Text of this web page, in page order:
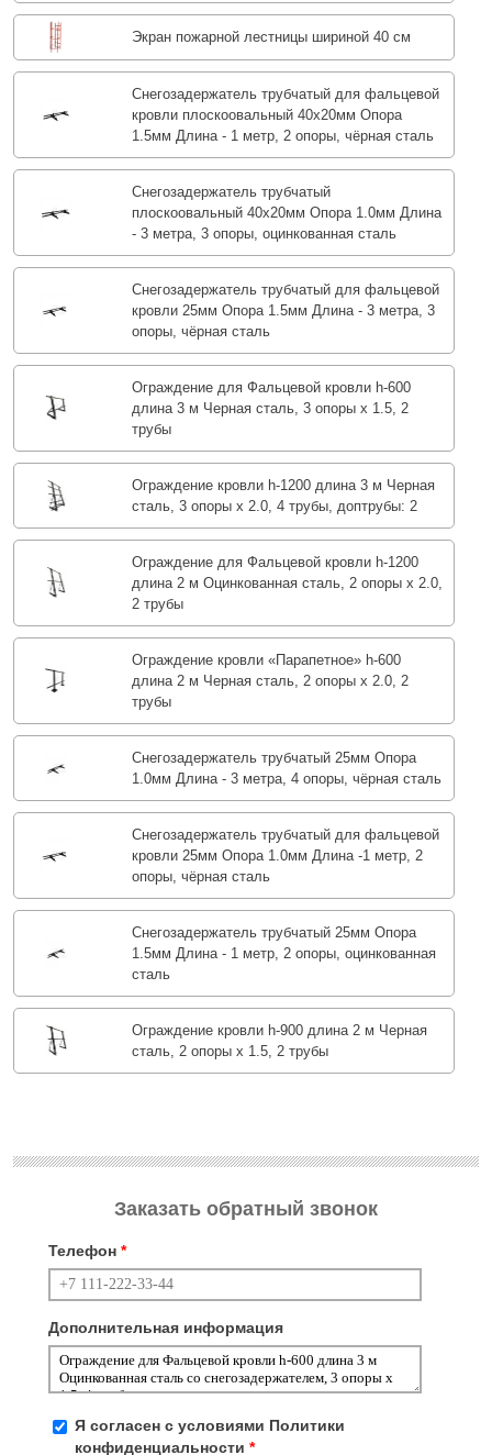
Экран пожарной лестницы шириной 40 см
Снегозадержатель трубчатый для фальцевой
кровли плоскоовальный 40х20мм Опора
1.5мм Длина - 1 метр, 2 опоры, чёрная сталь
Снегозадержатель трубчатый
плоскоовальный 40х20мм Опора 1.0мм Длина
- 3 метра, 3 опоры, оцинкованная сталь
Снегозадержатель трубчатый для фальцевой
кровли 25мм Опора 1.5мм Длина - 3 метра, 3
опоры, чёрная сталь
Ограждение для Фальцевой кровли h-600
длина 3 м Черная сталь, 3 опоры х 1.5, 2
трубы
Ограждение кровли h-1200 длина 3 м Черная
сталь, 3 опоры х 2.0, 4 трубы, доптрубы: 2
Ограждение для Фальцевой кровли h-1200
длина 2 м Оцинкованная сталь, 2 опоры х 2.0,
2 трубы
Ограждение кровли «Парапетное» h-600
длина 2 м Черная сталь, 2 опоры х 2.0, 2
трубы
Снегозадержатель трубчатый 25мм Опора
1.0мм Длина - 3 метра, 4 опоры, чёрная сталь
Снегозадержатель трубчатый для фальцевой
кровли 25мм Опора 1.0мм Длина -1 метр, 2
опоры, чёрная сталь
Снегозадержатель трубчатый 25мм Опора
1.5мм Длина - 1 метр, 2 опоры, оцинкованная
сталь
Ограждение кровли h-900 длина 2 м Черная
сталь, 2 опоры х 1.5, 2 трубы
Заказать обратный звонок
Телефон *
Дополнительная информация
Я согласен с условиями Политики
конфиденциальности *